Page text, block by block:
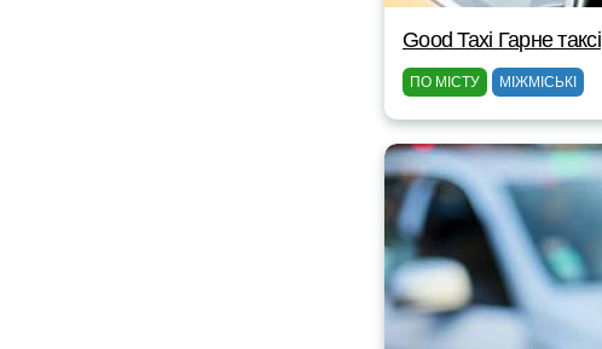
Good Taxi Гарне таксi
ПО МІСТУ МІЖМІСЬКІ